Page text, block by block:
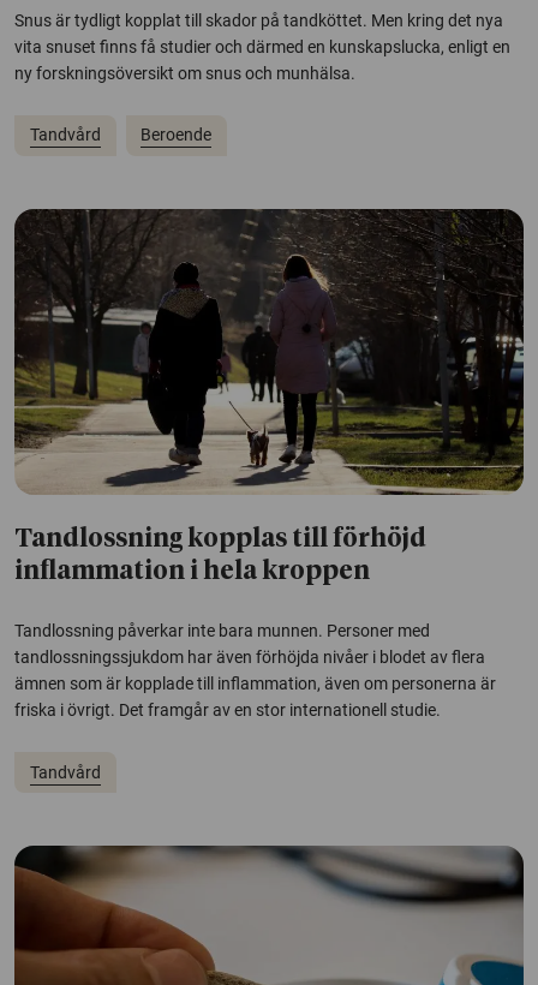
Snus är tydligt kopplat till skador på tandköttet. Men kring det nya
vita snuset finns få studier och därmed en kunskapslucka, enligt en
ny forskningsöversikt om snus och munhälsa.
Tandvård Beroende
Tandlossning kopplas till förhöjd
inflammation i hela kroppen
Tandlossning påverkar inte bara munnen. Personer med
tandlossningssjukdom har även förhöjda nivåer i blodet av flera
ämnen som är kopplade till inflammation, även om personerna är
friska i övrigt. Det framgår av en stor internationell studie.
Tandvård